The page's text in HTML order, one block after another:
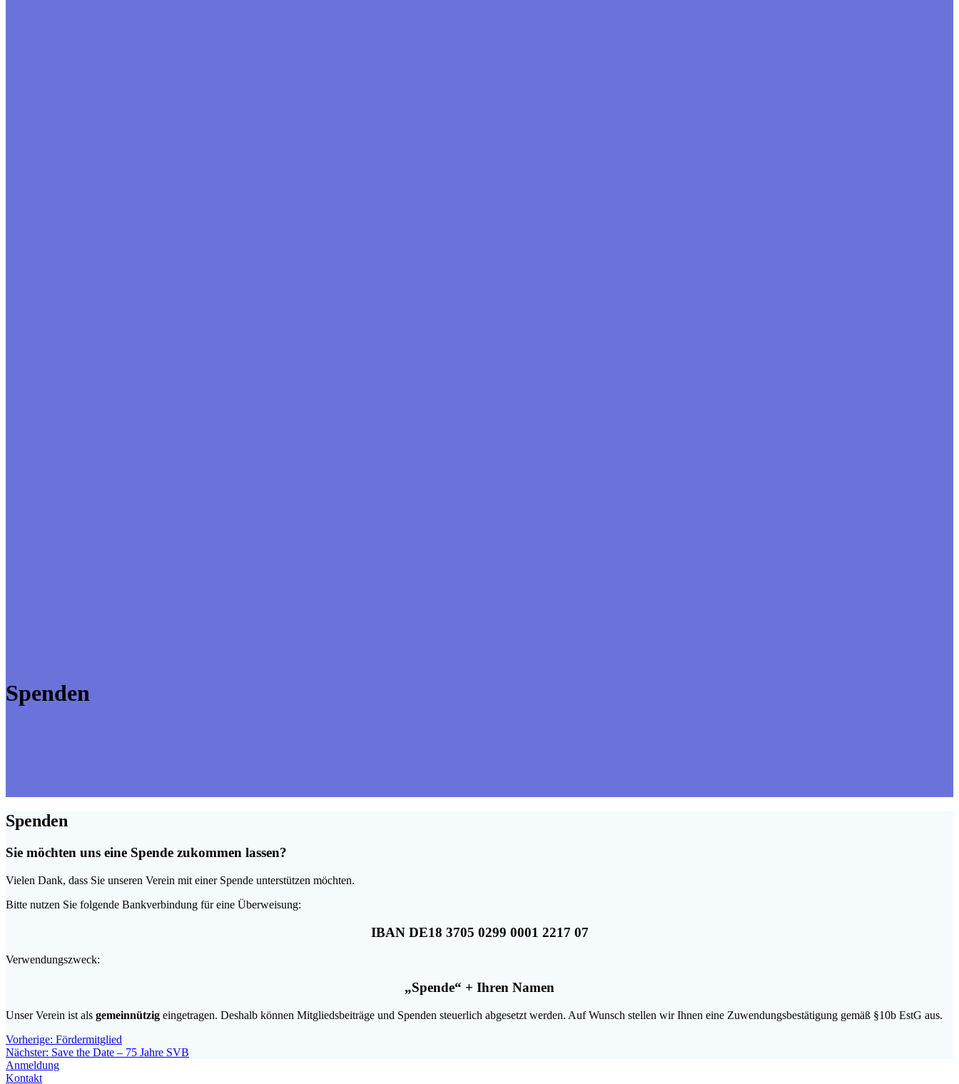
Spenden
Spenden
Sie möchten uns eine Spende zukommen lassen?
Vielen Dank, dass Sie unseren Verein mit einer Spende unterstützen möchten.
Bitte nutzen Sie folgende Bankverbindung für eine Überweisung:
IBAN DE18 3705 0299 0001 2217 07
Verwendungszweck:
„Spende“ + Ihren Namen
Unser Verein ist als gemeinnützig eingetragen. Deshalb können Mitgliedsbeiträge und Spenden steuerlich abgesetzt werden. Auf Wunsch stellen wir Ihnen eine Zuwendungsbestätigung gemäß §10b EstG aus.
Beitragsnavigation
Vorherige: Vorheriger
Beitrag:
Fördermitglied
Nächster: Nächster
Beitrag:
Save the Date – 75 Jahre SVB
Anmeldung
Kontakt